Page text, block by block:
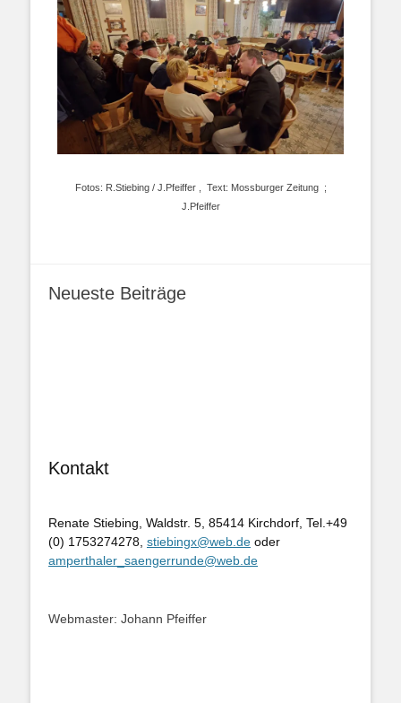
Fotos: R.Stiebing / J.Pfeiffer , Text: Mossburger Zeitung ;
J.Pfeiffer
Neueste Beiträge
Kontakt
Renate Stiebing, Waldstr. 5, 85414 Kirchdorf, Tel.+49
(0) 1753274278, stiebingx@web.de oder
amperthaler_saengerrunde@web.de
Webmaster: Johann Pfeiffer